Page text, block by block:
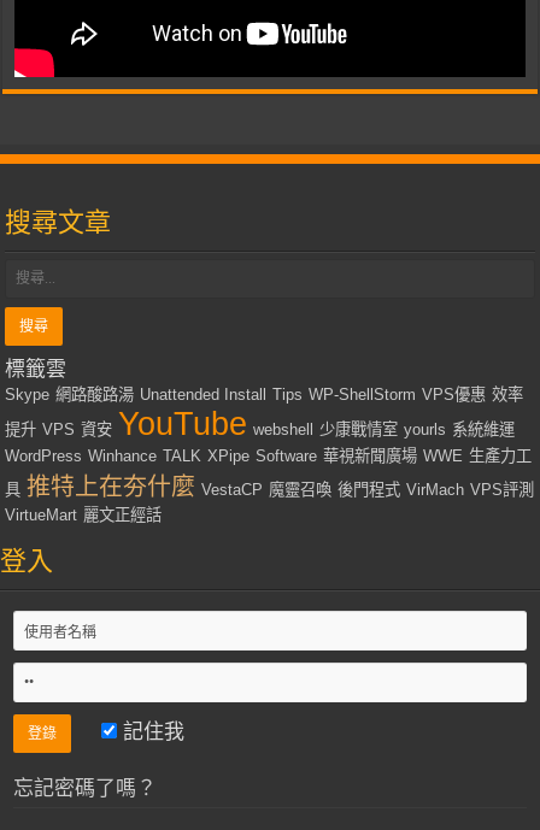
搜尋文章
標籤雲
Skype 網路酸路湯 Unattended Install Tips WP-ShellStorm VPS優惠 效率
提升 VPS 資安 YouTube webshell 少康戰情室 yourls 系統維運
WordPress Winhance TALK XPipe Software 華視新聞廣場 WWE 生產力工
具 推特上在夯什麼 VestaCP 魔靈召喚 後門程式 VirMach VPS評測
VirtueMart 麗文正經話
登入
記住我
忘記密碼了嗎？